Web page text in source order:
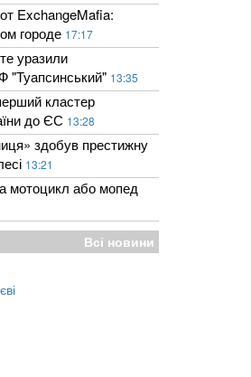
ExchangeMafia:
городе 17:17
уразили
"Туапсинський" 13:35
кластер
до ЄС 13:28
здобув престижну
13:21
мотоцикл або мопед
Всі новини